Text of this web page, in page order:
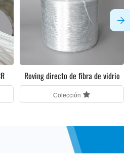
Roving directo de fibra de vidrio
Colección